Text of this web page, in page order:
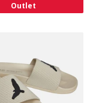
Outlet